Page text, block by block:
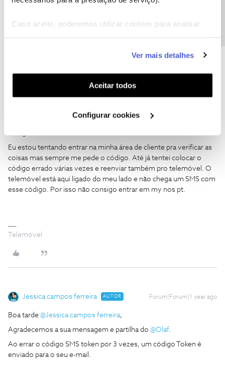
Caso aceite, poderemos utilizar cookies para analisar
funcionalidades (cookies de personalização e
funcionalidade) e adaptar anúncios aos seus interesses
(cookies de publicidade personalizada). Pode gerir a
utilização dos cookies clicando em "Configurar
Ver mais detalhes
Aceitar todos
Configurar cookies
Verificou o saldo do cartão através da my NOS em
Sugerimos que teste o cartão noutro dispositivo e verifique se
específicos ou qualquer número.
Eu estou tentando entrar na minha área de cliente pra verificar as
coisas mas sempre me pede o código. Até já tentei colocar o
código errado várias vezes e reenviar também pro telemóvel. O
telemóvel está aqui ligado do meu lado e não chega um SMS com
esse código. Por isso não consigo entrar em my nos pt.
Telemóvel
Jessica campos ferreira AUTOR Forum|Forum|1 year ago
Boa tarde ​ @Jessica campos ferreira,
Agradecemos a sua mensagem e partilha do ​ @Olaf.
Ao errar o código SMS token por 3 vezes, um código Token é
enviado para o seu e-mail.